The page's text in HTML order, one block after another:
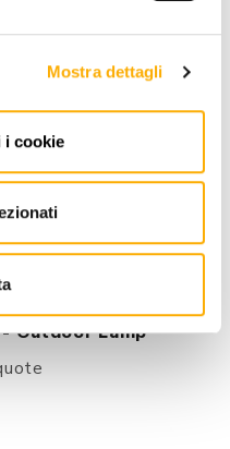
Mostra dettagli
i cookie
Outdoor Lamp